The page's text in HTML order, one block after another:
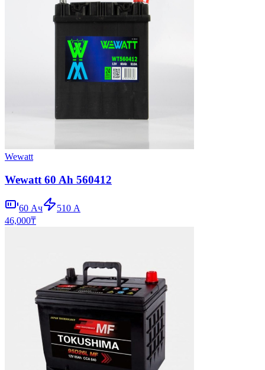
Wewatt
Wewatt 60 Ah 560412
60 Ач 510 А
46,000₸